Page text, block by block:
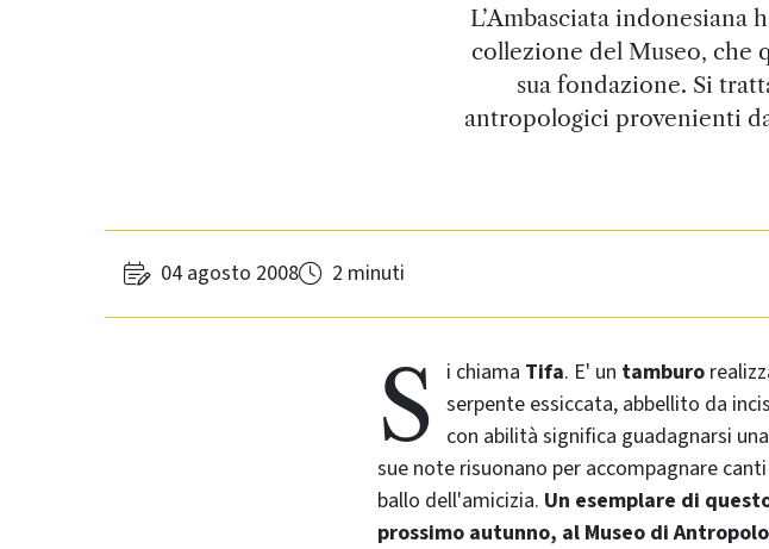
L’Ambasciata
collezione del Museo, che
sua fondazione. Si
antropologici provenienti
04 agosto 2008 2 minuti
S i chiama Tifa. E' un tamburo
serpente essiccata, abbellito da
con abilità significa guadagnarsi
sue note risuonano per accompagnare
ballo dell'amicizia. Un esemplare di
prossimo autunno, al Museo di